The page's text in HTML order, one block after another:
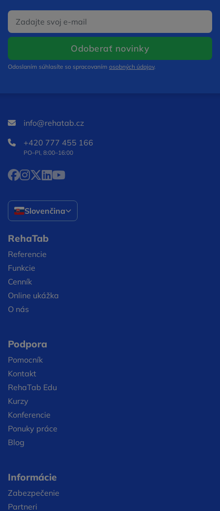
E‑mail
Odoberať novinkyOtvorí sa v
Odoslaním súhlasíte so spracovaním osobných údajov.
info@rehatab.cz
+420 777 455 166
PO–PI, 8:00–16:00
Facebook Otvorí sa v novom okne
Instagram Otvorí sa v novom okne
X Otvorí sa v novom okne
LinkedIn Otvorí sa v novom okne
YouTube Otvorí sa v novom okne
Slovenčina
RehaTab
Referencie
Funkcie
Cenník
Online ukážka
O nás
Podpora
Pomocník
Kontakt
RehaTab Edu
Kurzy
Konferencie
Ponuky práce
Blog
Informácie
Zabezpečenie
Partneri